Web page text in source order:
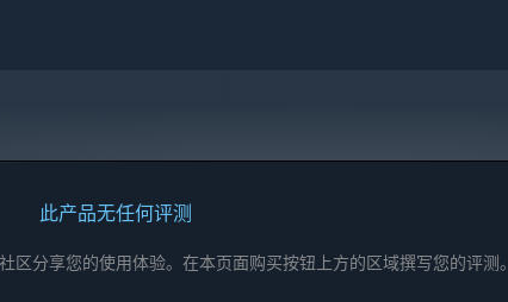
此产品无任何评测
区分享您的使用体验。在本页面购买按钮上方的区域撰写您的评测。